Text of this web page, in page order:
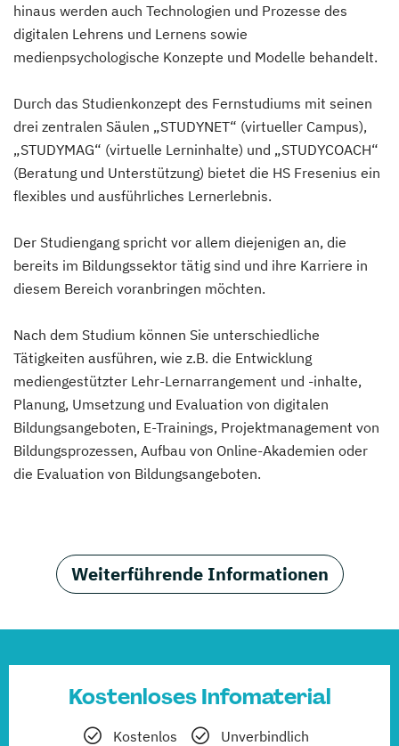
hinaus werden auch Technologien und Prozesse des
digitalen Lehrens und Lernens sowie
medienpsychologische Konzepte und Modelle behandelt.
Durch das Studienkonzept des Fernstudiums mit seinen
drei zentralen Säulen „STUDYNET“ (virtueller Campus),
„STUDYMAG“ (virtuelle Lerninhalte) und „STUDYCOACH“
(Beratung und Unterstützung) bietet die HS Fresenius ein
flexibles und ausführliches Lernerlebnis.
Der Studiengang spricht vor allem diejenigen an, die
bereits im Bildungssektor tätig sind und ihre Karriere in
diesem Bereich voranbringen möchten.
Nach dem Studium können Sie unterschiedliche
Tätigkeiten ausführen, wie z.B. die Entwicklung
mediengestützter Lehr-Lernarrangement und -inhalte,
Planung, Umsetzung und Evaluation von digitalen
Bildungsangeboten, E-Trainings, Projektmanagement von
Bildungsprozessen, Aufbau von Online-Akademien oder
die Evaluation von Bildungsangeboten.
Weiterführende Informationen
Kostenloses Infomaterial
Kostenlos
Unverbindlich